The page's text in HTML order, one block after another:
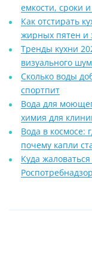
емкости, сроки
Как отстирать
жирных пятен и
Тренды кухни
визуального
Сколько воды
спортпит
Вода для
химия для
Вода в космосе:
почему капли
Куда